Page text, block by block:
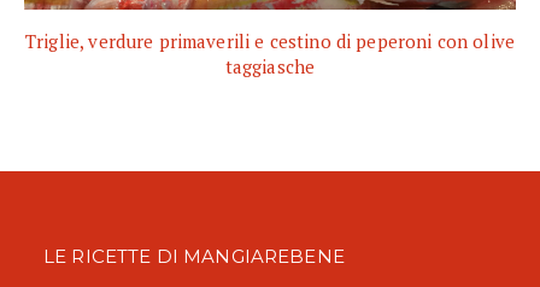
Triglie, verdure primaverili e cestino di peperoni con olive
taggiasche
LE RICETTE DI MANGIAREBENE